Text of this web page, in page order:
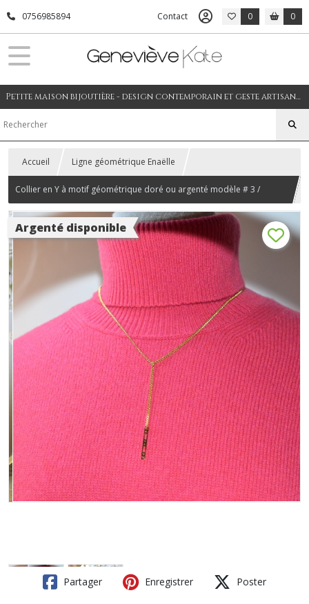
0756985894 Contact 0 0
Petite maison bijoutière - design contemporain et geste artisanal
Accueil Ligne géométrique Enaëlle
Collier en Y à motif géométrique doré ou argenté modèle # 3 /
Bijoux Geneviève Kate
Argenté disponible
Partager Enregistrer Poster